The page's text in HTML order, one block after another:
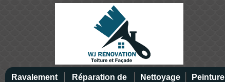
Ravalement
Réparation de
Nettoyage
Peinture